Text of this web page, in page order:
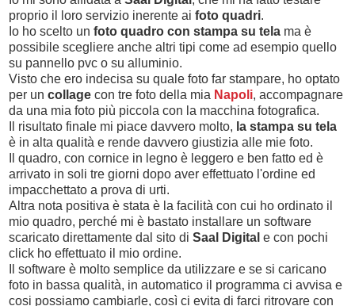
proprio il loro servizio inerente ai foto quadri.
Io ho scelto un foto quadro con stampa su tela ma è
possibile scegliere anche altri tipi come ad esempio quello
su pannello pvc o su alluminio.
Visto che ero indecisa su quale foto far stampare, ho optato
per un collage con tre foto della mia Napoli, accompagnare
da una mia foto più piccola con la macchina fotografica.
Il risultato finale mi piace davvero molto, la stampa su tela
è in alta qualità e rende davvero giustizia alle mie foto.
Il quadro, con cornice in legno è leggero e ben fatto ed è
arrivato in soli tre giorni dopo aver effettuato l'ordine ed
impacchettato a prova di urti.
Altra nota positiva è stata è la facilità con cui ho ordinato il
mio quadro, perché mi è bastato installare un software
scaricato direttamente dal sito di Saal Digital e con pochi
click ho effettuato il mio ordine.
Il software è molto semplice da utilizzare e se si caricano
foto in bassa qualità, in automatico il programma ci avvisa e
cosi possiamo cambiarle, così ci evita di farci ritrovare con